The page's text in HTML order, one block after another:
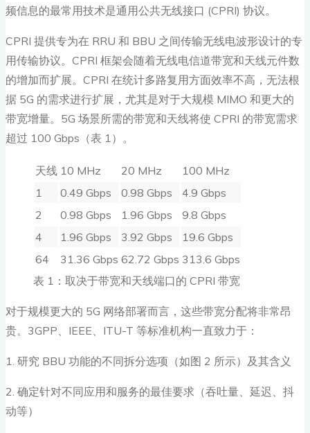
新闻
博客
频信息的最常用技术是通用公共无线接口 (CPRI) 协议。
CPRI 提供专为在 RRU 和 BBU 之间传输无线电波形设计的专
用传输协议。CPRI 框架会随着无线电信道带宽和天线元件数
的增加而扩展。CPRI 在统计多路复用方面效率不高，无法根
据 5G 的需求进行扩展，尤其是对于大规模 MIMO 和更大的
带宽增量。5G 场景所需的带宽和天线将使 CPRI 的带宽需求
超过 100 Gbps（表 1）。
天线 10 MHz 20 MHz
100 MHz
1
0.49 Gbps 0.98 Gbps
4.9 Gbps
2
0.98 Gbps 1.96 Gbps
9.8 Gbps
4
1.96 Gbps 3.92 Gbps
19.6 Gbps
64
31.36 Gbps 62.72 Gbps 313.6 Gbps
表 1：取决于带宽和天线端口的 CPRI 带宽
对于规模更大的 5G 网络部署而言，这些带宽分配将非常昂
贵。3GPP、IEEE、ITU-T 等标准机构一直致力于：
1. 研究 BBU 功能的不同拆分选项（如图 2 所示）及其含义
2. 确定针对不同应用和服务的最佳要求（吞吐量、延迟、抖
动等）